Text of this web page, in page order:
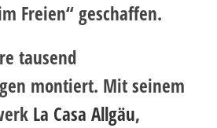
Freien“ geschaffen.
tausend
montiert. Mit seinem
La Casa Allgäu,